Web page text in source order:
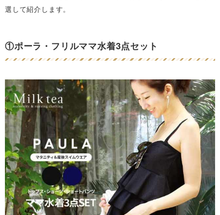
選して紹介します。
①ポーラ・フリルママ水着3点セット